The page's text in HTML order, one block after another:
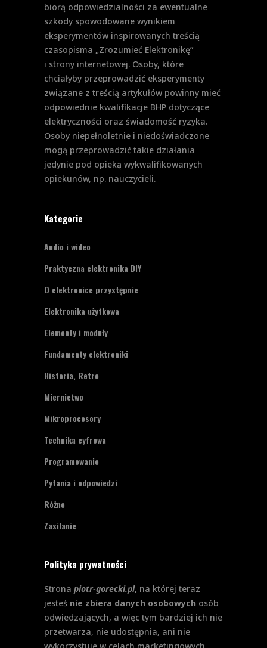
biorą odpowiedzialności za ewentualne
szkody spowodowane wynikiem
eksperymentów inspirowanych treścią
czasopisma „Zrozumieć Elektronikę”
i strony internetowej. Osoby, które
chciałyby przeprowadzić eksperymenty
związane z treścią artykułów powinny mieć
odpowiednie kwalifikacje BHP dotyczące
elektryczności oraz świadomość ryzyka.
Osoby niepełnoletnie i niedoświadczone
mogą przeprowadzić takie działania
jedynie pod opieką wykwalifikowanych
opiekunów, np. nauczycieli.
Kategorie
Audio i wideo
Praktyczna elektronika DIY
O elektronice przystępnie
Elektronika użytkowa
Elementy i moduły
Fundamenty elektroniki
Historia, Retro
Miernictwo
Mikroprocesory
Technika cyfrowa
Programowanie
Pytania i odpowiedzi
Różne
Zasilanie
Polityka prywatności
Strona piotr-gorecki.pl, na której teraz
jesteś nie zbiera danych osobowych osób
odwiedzających, a więc tym bardziej ich nie
przetwarza, nie udostępnia, ani nie
wykorzystuje w celach marketingowych.